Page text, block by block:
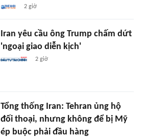
2 giờ
Iran yêu cầu ông Trump chấm dứt
'ngoại giao diễn kịch'
2 giờ
Tổng thống Iran: Tehran ủng hộ
đối thoại, nhưng không để bị Mỹ
ép buộc phải đầu hàng